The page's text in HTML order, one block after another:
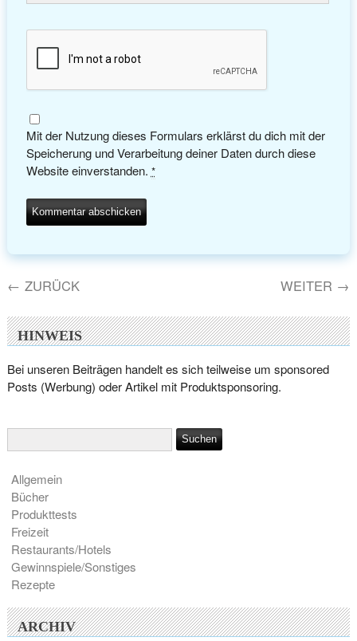
Mit der Nutzung dieses Formulars erklärst du dich mit der
Speicherung und Verarbeitung deiner Daten durch diese
Website einverstanden. *
← ZURÜCK WEITER →
HINWEIS
Bei unseren Beiträgen handelt es sich teilweise um sponsored
Posts (Werbung) oder Artikel mit Produktsponsoring.
Allgemein
Bücher
Produkttests
Freizeit
Restaurants/Hotels
Gewinnspiele/Sonstiges
Rezepte
ARCHIV